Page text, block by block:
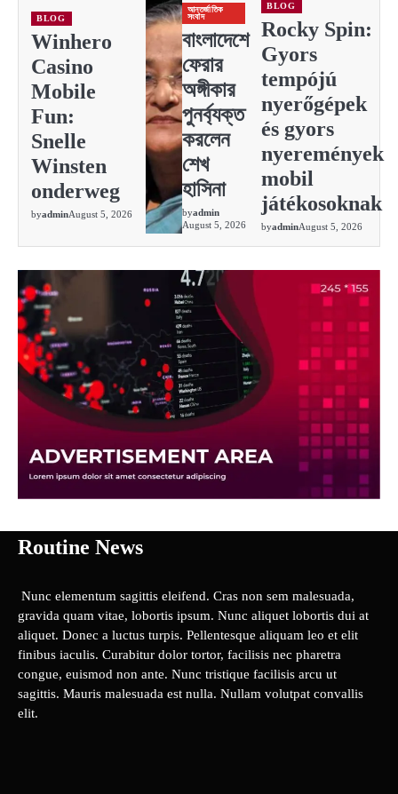
BLOG
Winhero
Casino
Mobile
Fun:
Snelle
Winsten
onderweg
byadminAugust 5, 2026
আন্তর্জাতিক
সংবাদ
বাংলাদেশে
ফেরার
অঙ্গীকার
পুনর্ব্যক্ত
করলেন
শেখ
হাসিনা
byadmin
August 5, 2026
BLOG
Rocky Spin:
Gyors
tempójú
nyerőgépek
és gyors
nyeremények
mobil
játékosoknak
byadminAugust 5, 2026
Routine News
Nunc elementum sagittis eleifend. Cras non sem malesuada,
gravida quam vitae, lobortis ipsum. Nunc aliquet lobortis dui at
aliquet. Donec a luctus turpis. Pellentesque aliquam leo et elit
finibus iaculis. Curabitur dolor tortor, facilisis nec pharetra
congue, euismod non ante. Nunc tristique facilisis arcu ut
sagittis. Mauris malesuada est nulla. Nullam volutpat convallis
elit.